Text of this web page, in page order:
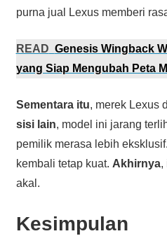
purna jual Lexus memberi
READ Genesis Wingback
yang Siap Mengubah Peta
Sementara itu, merek Lexus
sisi lain, model ini jarang
pemilik merasa lebih eksklusif.
kembali tetap kuat. Akhirnya,
akal.
Kesimpulan